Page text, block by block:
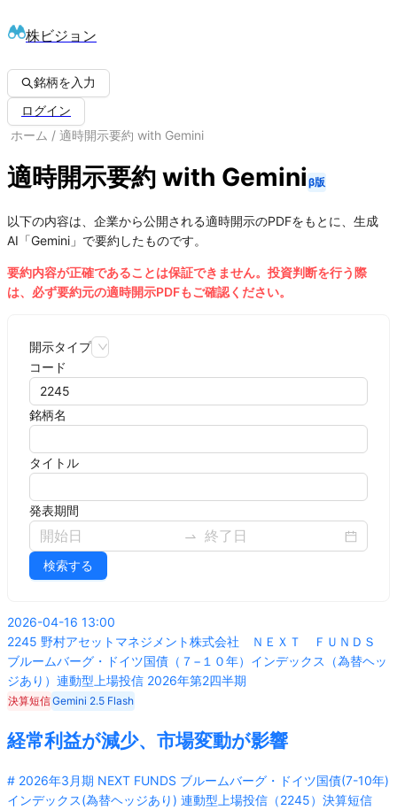
株ビジョン
銘柄を入力
ログイン
ホーム / 適時開示要約 with Gemini
適時開示要約 with Gemini β版
以下の内容は、企業から公開される適時開示のPDFをもとに、生成
AI「Gemini」で要約したものです。
要約内容が正確であることは保証できません。投資判断を行う際
は、必ず要約元の適時開示PDFもご確認ください。
開示タイプ
コード
銘柄名
タイトル
発表期間
検索する
2026-04-16 13:00
2245 野村アセットマネジメント株式会社 ＮＥＸＴ ＦＵＮＤＳ
ブルームバーグ・ドイツ国債（７−１０年）インデックス（為替ヘッ
ジあり）連動型上場投信 2026年第2四半期
決算短信Gemini 2.5 Flash
経常利益が減少、市場変動が影響
# 2026年3月期 NEXT FUNDS ブルームバーグ・ドイツ国債(7-10年)
インデックス(為替ヘッジあり) 連動型上場投信（2245）決算短信